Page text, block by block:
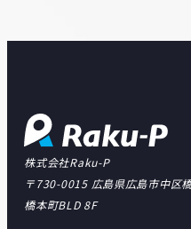
株式会社Raku-P
〒730-0015 広島県広島市中区
橋本町BLD 8F